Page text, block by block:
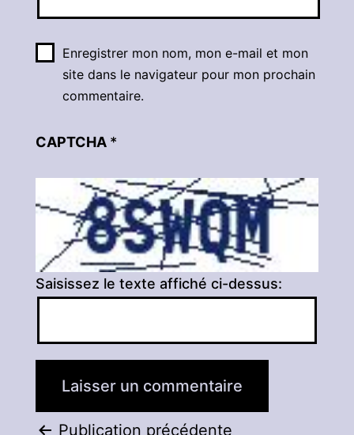
Enregistrer mon nom, mon e-mail et mon
site dans le navigateur pour mon prochain
commentaire.
CAPTCHA *
Saisissez le texte affiché ci-dessus:
Publication précédente